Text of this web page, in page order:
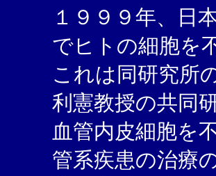
１９９９年、日
でヒトの細胞を
これは同研究所
利憲教授の共同
血管内皮細胞を
管系疾患の治療